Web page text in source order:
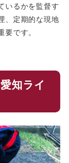
いるかを監督す
、定期的な現地
です。
知ライ